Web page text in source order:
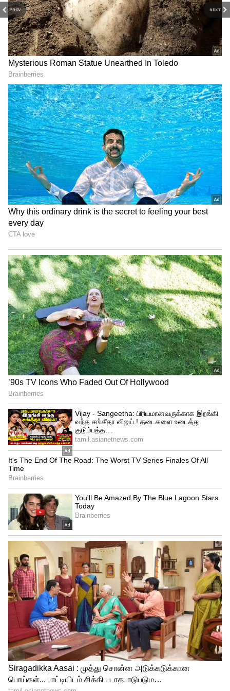
PREV NEXT
2
4
Image Credit : Asianet News
முக்கிய நகரங்களில் புதிய கேஸ் விலை
புதிய விலை உயர்வுக்குப் பிறகு, பல்வேறு
நகரங்களில் எல்பிஜி சிலிண்டர் விலை
பின்வருமாறு மாறியுள்ளது:
ஹைதராபாத் – ரூ.967-லிருந்து ரூ.996 ஆக
உயர்வு.
டெல்லி – ரூ.913-லிருந்து ரூ.942.
மும்பை – ரூ.912.50-லிருந்து ரூ.941.40.
கொல்கத்தா – ரூ.939-லிருந்து ரூ.968.
சென்னை – ரூ.928.50-லிருந்து ரூ.957.50.
பெங்களூரு – ரூ.915.50-லிருந்து ரூ.944.50.
பாட்னா – ரூ.1002.50-லிருந்து ரூ.1031.50.
லக்னோ – ரூ.951-லிருந்து ரூ.980.
ஜெய்ப்பூர் – ரூ.916.50-லிருந்து ரூ.945.50.
தற்போது, நாட்டிலேயே பாட்னாவில்தான்
கேஸ் விலை அதிகமாக உள்ளது.
PNG: சிலிண்டர் வேண்டாம்.! இனி 24
மணி நேரமும் பைப் மூலம் கேஸ் வரும்.!
PNG இணைப்பு வாங்குவது எப்படி?